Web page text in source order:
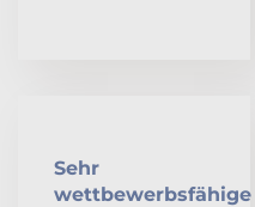
Sehr
wettbewerbsfähige